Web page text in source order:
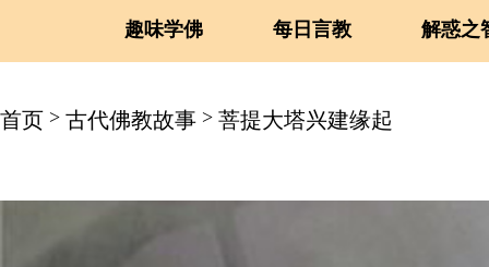
趣味学佛 每日言教 解惑之
首页 > 古代佛教故事 > 菩提大塔兴建缘起